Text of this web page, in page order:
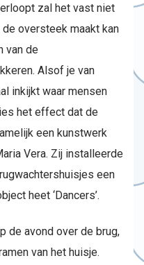
zal het vast niet
de oversteek maakt kan
van de
Alsof je van
inkijkt waar mensen
het effect dat de
een kunstwerk
Vera. Zij installeerde
een
heet ‘Dancers’.
de avond over de brug,
van het huisje.